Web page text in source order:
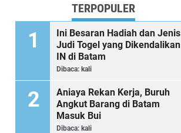
TERPOPULER
Ini Besaran Hadiah dan Jenis
Judi Togel yang Dikendalikan
IN di Batam
Dibaca: kali
Aniaya Rekan Kerja, Buruh
Angkut Barang di Batam
Masuk Bui
Dibaca: kali